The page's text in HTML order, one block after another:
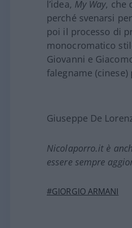
l’idea, My Way, che
perché svenarsi
poi il processo di
monocromatico
Giovanni e
falegname (cinese)
Giuseppe De
Nicolaporro.it è
essere sempre
#GIORGIO ARMANI